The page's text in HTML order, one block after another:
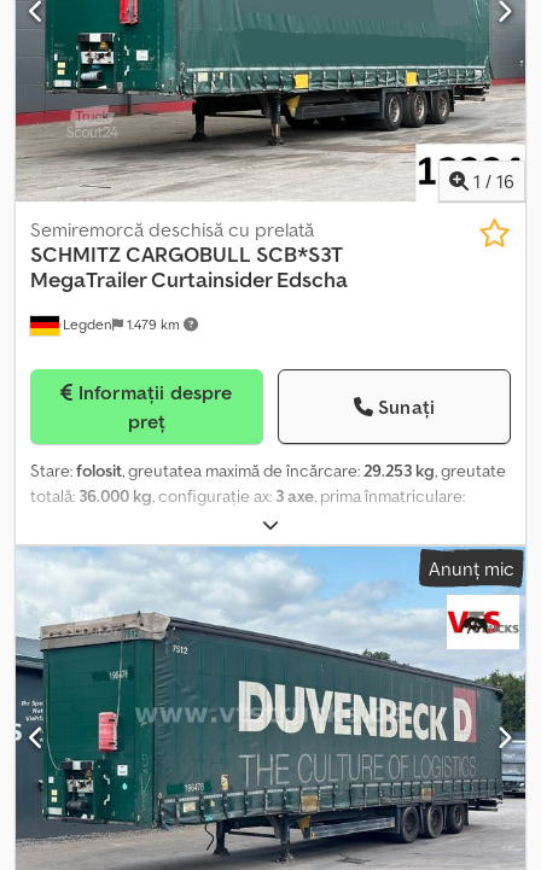
1 / 16
Legden 1.479 km
Semiremorcă deschisă cu prelată
SCHMITZ CARGOBULL SCB*S3T
MegaTrailer Curtainsider Edscha
preț
Sunați
Stare:folosit, greutatea maximă de încărcare:29.253 kg, greutate
totală: 36.000 kg, configurație ax: 3 axe, prima înmatriculare:
, lungimea spațiului de încărcare:
spațiului de încărcare:2.480 mm, înălțime spațiu de încărcare:
3.000 mm, Dotări:ABS, * Prelată culisantă Edscha * Prelată de
tensionare culisantă, protejată împotriva furtului pe ambele părți
* Pană de sprijin Cedpfx Anszq Nvgogorf * Cutie de depozitare *
CodeXL * Sistem EBS-E Wabco pentru remorcă * Suspensie
pneumatică * Axa Schmitz cu frână cu discuri ----Număr intern al
vehiculului: 12284 Ne rezervăm dreptul de a corecta eventualele
erori și de a vinde vehiculul înainte.
Anunț mic